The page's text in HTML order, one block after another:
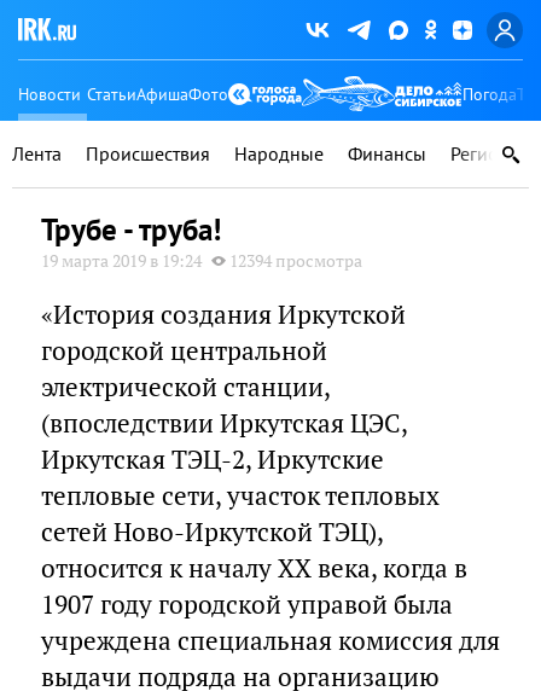
Новости СтатьиАфишаФото Погода
Лента Происшествия Народные Финансы Регионы
Трубе - труба!
19 марта 2019 в 19:24 12394 просмотра
«История создания Иркутской
городской центральной
электрической станции,
(впоследствии Иркутская ЦЭС,
Иркутская ТЭЦ-2, Иркутские
тепловые сети, участок тепловых
сетей Ново-Иркутской ТЭЦ),
относится к началу XX века, когда в
1907 году городской управой была
учреждена специальная комиссия для
выдачи подряда на организацию